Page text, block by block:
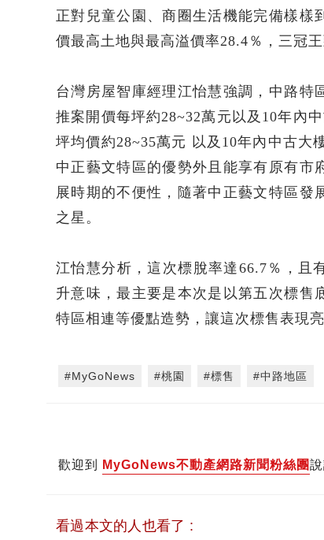
正對兒童公園、商圈生活機能完備樣樣
價最高土地與最高溢價率28.4％，三冠王
台灣房屋智庫經理江怡慧強調，中路特
推案開價每坪約28~32萬元以及10年內
坪均價約28~35萬元 以及10年內中古大
中正藝文特區的優勢外且能享有原有市
展時期的不便性，隨著中正藝文特區發
之星。
江怡慧分析，這次標脫率達66.7％，且
升意味，最主要是本次是以第五次標售
特區相連等優點造勢，讓這次標售表現亮
#MyGoNews #桃園 #標售 #中路地區
歡迎到 MyGoNews不動產網路新聞粉絲團
看過本文的人也看了 :